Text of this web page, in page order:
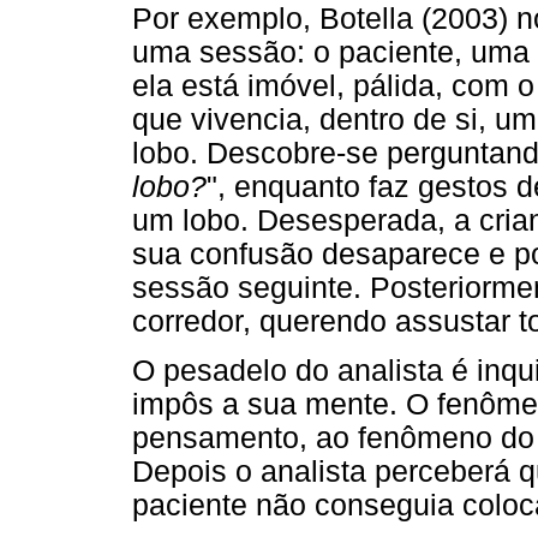
Por exemplo, Botella (2003)
uma sessão: o paciente,
ela está imóvel, pálida, com
que vivencia, dentro de si,
lobo. Descobre-se
lobo?", enquanto faz gestos
um lobo. Desesperada, a
sua confusão desaparece e
sessão seguinte.
corredor, querendo assustar
O pesadelo do analista é
impôs a sua mente. O
pensamento, ao fenômeno
Depois o analista perceberá
paciente não conseguia